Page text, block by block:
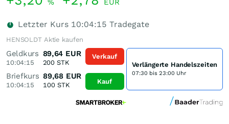
% EUR
Letzter Kurs 10:04:15 Tradegate
HENSOLDT Aktie kaufen
Geldkurs
10:04:15
89,64 EUR
200 STK
Briefkurs
10:04:15
89,68 EUR
100STK
Verkauf
Kauf
Verlängerte Handelszeiten
07:30 bis 23:00 Uhr